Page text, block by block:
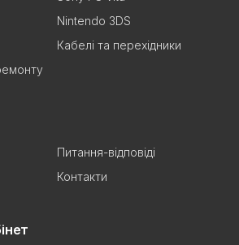
Nintendo 3DS
Кабелі та перехідники
Питання-відповіді
Контакти